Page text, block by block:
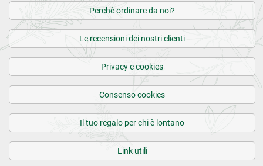
Perchè ordinare da noi?
Le recensioni dei nostri clienti
Privacy e cookies
Consenso cookies
Il tuo regalo per chi è lontano
Link utili